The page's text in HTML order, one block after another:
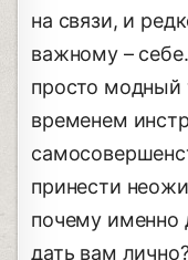
на связи, и
важному –
просто модный
временем
принести
почему именно
дать вам